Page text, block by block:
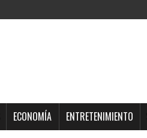
ECONOMÍA ENTRETENIMIENTO